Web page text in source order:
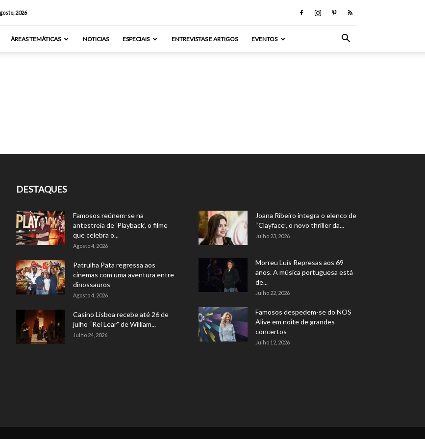
2026
ÁREAS TEMÁTICAS NOTICIAS ESPECIAIS ENTREVISTAS E ARTIGOS EVENTOS
DESTAQUES
Famosos reúnem-se na
antestreia de ‘Playback’, o filme
que celebra o...
Agosto 4, 2026
Patrulha Pata regressa aos
cinemas com uma aventura entre
dinossauros
Agosto 4, 2026
Casino Lisboa recebe até 26 de
julho “Rei Lear” de William...
Julho 24, 2026
Joana Ribeiro integra o elenco de
“Clayface”, o novo thriller da...
Julho 23, 2026
Morreu Luís Represas aos 69
anos. A música portuguesa está
de...
Julho 22, 2026
Famosos despedem-se do NOS
Alive em noite de grandes
concertos
Julho 12, 2026